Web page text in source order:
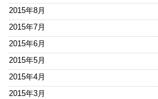
2015年8月
2015年7月
2015年6月
2015年5月
2015年4月
2015年3月